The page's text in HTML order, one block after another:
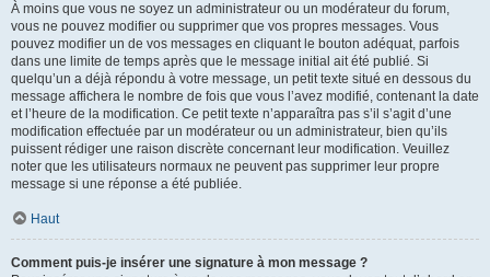
À moins que vous ne soyez un administrateur ou un modérateur du forum,
vous ne pouvez modifier ou supprimer que vos propres messages. Vous
pouvez modifier un de vos messages en cliquant le bouton adéquat, parfois
dans une limite de temps après que le message initial ait été publié. Si
quelqu’un a déjà répondu à votre message, un petit texte situé en dessous du
message affichera le nombre de fois que vous l’avez modifié, contenant la date
et l’heure de la modification. Ce petit texte n’apparaîtra pas s’il s’agit d’une
modification effectuée par un modérateur ou un administrateur, bien qu’ils
puissent rédiger une raison discrète concernant leur modification. Veuillez
noter que les utilisateurs normaux ne peuvent pas supprimer leur propre
message si une réponse a été publiée.
Haut
Comment puis-je insérer une signature à mon message ?